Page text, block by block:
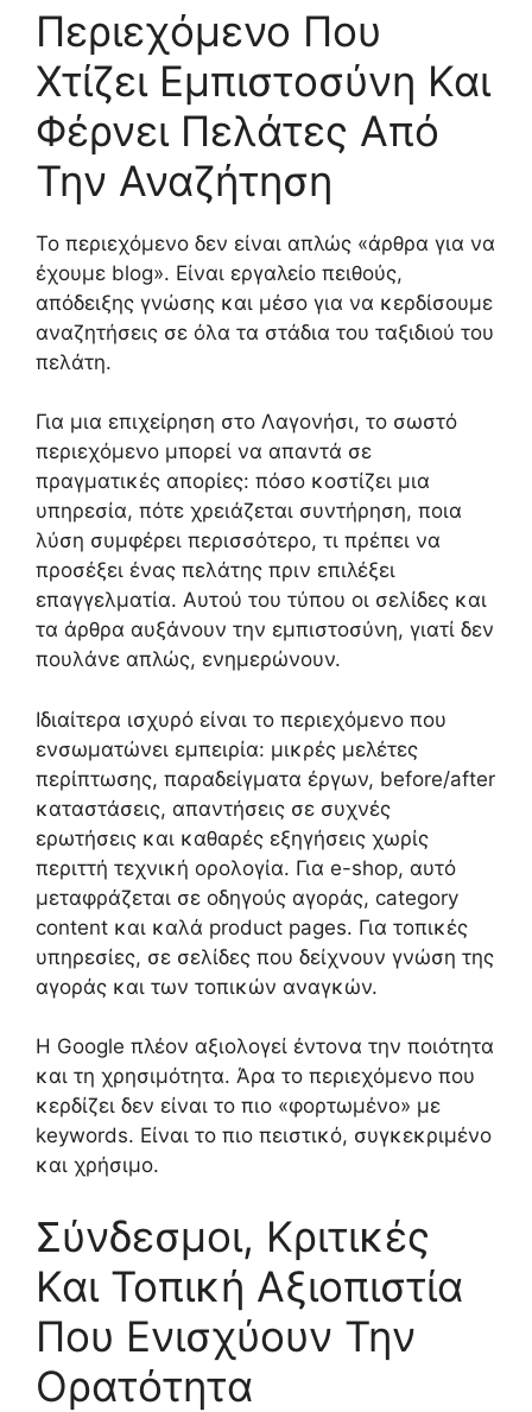
Περιεχόμενο Που
Χτίζει Εμπιστοσύνη Και
Φέρνει Πελάτες Από
Την Αναζήτηση
Το περιεχόμενο δεν είναι απλώς «άρθρα για να
έχουμε blog». Είναι εργαλείο πειθούς,
απόδειξης γνώσης και μέσο για να κερδίσουμε
αναζητήσεις σε όλα τα στάδια του ταξιδιού του
πελάτη.
Για μια επιχείρηση στο Λαγονήσι, το σωστό
περιεχόμενο μπορεί να απαντά σε
πραγματικές απορίες: πόσο κοστίζει μια
υπηρεσία, πότε χρειάζεται συντήρηση, ποια
λύση συμφέρει περισσότερο, τι πρέπει να
προσέξει ένας πελάτης πριν επιλέξει
επαγγελματία. Αυτού του τύπου οι σελίδες και
τα άρθρα αυξάνουν την εμπιστοσύνη, γιατί δεν
πουλάνε απλώς, ενημερώνουν.
Ιδιαίτερα ισχυρό είναι το περιεχόμενο που
ενσωματώνει εμπειρία: μικρές μελέτες
περίπτωσης, παραδείγματα έργων, before/after
καταστάσεις, απαντήσεις σε συχνές
ερωτήσεις και καθαρές εξηγήσεις χωρίς
περιττή τεχνική ορολογία. Για e-shop, αυτό
μεταφράζεται σε οδηγούς αγοράς, category
content και καλά product pages. Για τοπικές
υπηρεσίες, σε σελίδες που δείχνουν γνώση της
αγοράς και των τοπικών αναγκών.
Η Google πλέον αξιολογεί έντονα την ποιότητα
και τη χρησιμότητα. Άρα το περιεχόμενο που
κερδίζει δεν είναι το πιο «φορτωμένο» με
keywords. Είναι το πιο πειστικό, συγκεκριμένο
και χρήσιμο.
Σύνδεσμοι, Κριτικές
Και Τοπική Αξιοπιστία
Που Ενισχύουν Την
Ορατότητα